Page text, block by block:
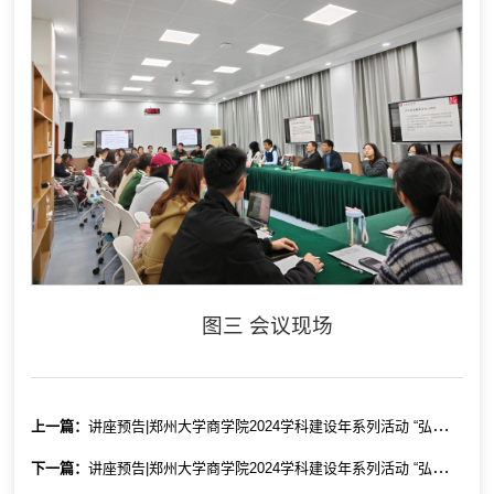
图三 会议现场
上一篇：讲座预告|郑州大学商学院2024学科建设年系列活动 “弘道立德 经世济民”系列学术报告 第二十四期：《当前我国区域协调发展的现状与前景》
下一篇：讲座预告|郑州大学商学院2024学科建设年系列活动 “弘道立德 经世济民”系列学术报告 第二十三期：《买桔者言：实证论文写作与打磨》